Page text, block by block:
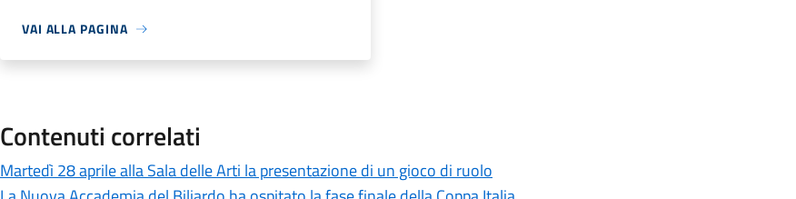
VAI ALLA PAGINA
Contenuti correlati
Martedì 28 aprile alla Sala delle Arti la presentazione di un gioco di ruolo